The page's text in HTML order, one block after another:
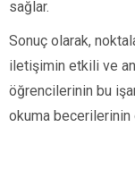
sağlar.
Sonuç olarak,
iletişimin etkili ve
öğrencilerinin bu
okuma becerilerinin